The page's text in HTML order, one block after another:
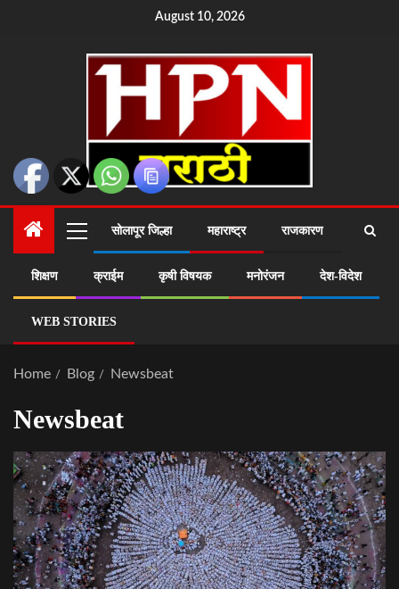
August 10, 2026
सोलापूर जिल्हा महाराष्ट्र राजकारण
शिक्षण क्राईम कृषी विषयक मनोरंजन देश-विदेश
WEB STORIES
Home Blog Newsbeat
Newsbeat